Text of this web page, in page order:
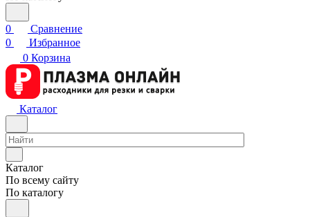
0
Сравнение
0
Избранное
0 Корзина
Каталог
Каталог
По всему сайту
По каталогу